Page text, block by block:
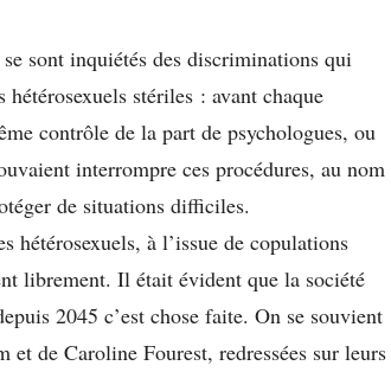
sont inquiétés des discriminations qui
stériles : avant chaque
contrôle de la part de psychologues, ou
interrompre ces procédures, au nom
de situations difficiles.
hétérosexuels, à l’issue de copulations
librement. Il était évident que la société
2045 c’est chose faite. On se souvient
de Caroline Fourest, redressées sur leurs